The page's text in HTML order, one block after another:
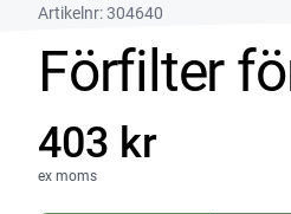
Artikelnr:304640
Förfilter
403 kr
ex moms